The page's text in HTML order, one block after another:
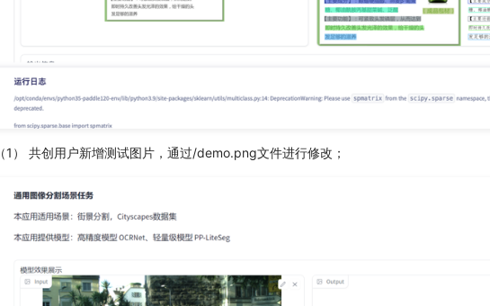
（1） 共创用户新增测试图片，通过/demo.png文件进行修改；